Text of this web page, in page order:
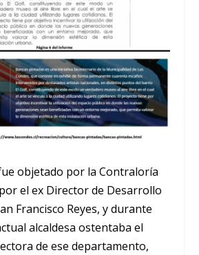
objetado por la Contraloría
el ex Director de Desarrollo
Francisco Reyes, y durante
alcaldesa ostentaba el
de ese departamento,